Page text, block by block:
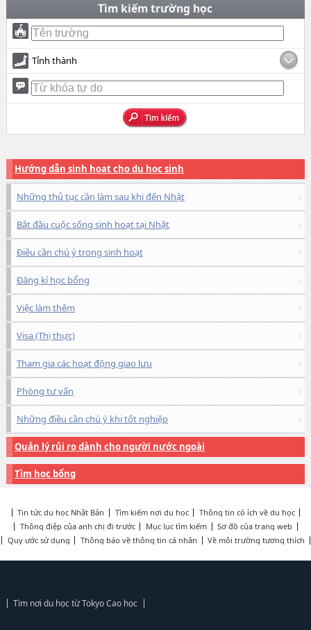
Tìm kiếm trường học
Tỉnh thành
Hướng dẫn sinh hoạt cho du học sinh
Những thủ tục cần làm sau khi đến Nhật
Bắt đầu cuộc sống sinh hoạt tại Nhật
Điều cần chú ý trong sinh hoạt
Đăng kí học bổng
Việc làm thêm
Visa (Thị thực)
Tham gia các hoạt động giao lưu
Phòng tư vấn
Những điều cần chú ý khi tốt nghiệp
Quản lý rủi ro dành cho người nước ngoài
Tìm học bổng
Tin tức du học Nhật Bản Tìm kiếm nơi du học
Thông tin có ích về du học
Thông điệp của anh chị đi trước
Mục lục tìm kiếm
Sơ đồ của trang web
Quy ước sử dụng
Thông báo về thông tin cá nhân Về môi trường tương thích
Tìm nơi du học từ Tokyo Cao học